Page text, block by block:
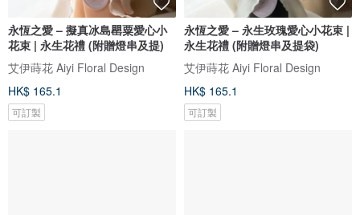
永恆之愛 – 擬真冰島罌粟愛心小
花束 | 永生花禮 (附贈燈串及提)
艾伊蒔花 Aiyi Floral Design
HK$ 165.1
可訂製
永恆之愛 – 永生玫瑰愛心小花束 |
永生花禮 (附贈燈串及提袋)
艾伊蒔花 Aiyi Floral Design
HK$ 165.1
可訂製